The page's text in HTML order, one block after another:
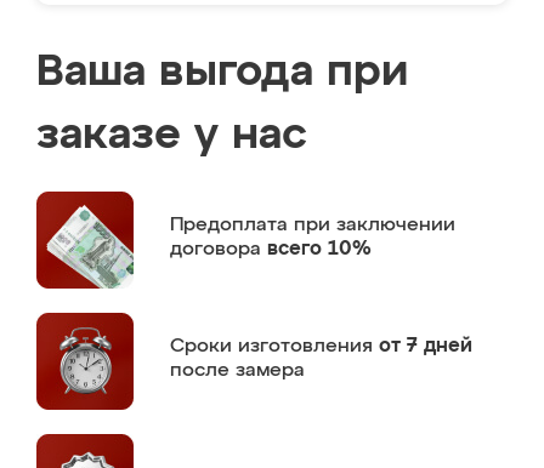
Ваша выгода при
заказе у нас
Предоплата при заключении
договора всего 10%
Сроки изготовления от 7 дней
после замера